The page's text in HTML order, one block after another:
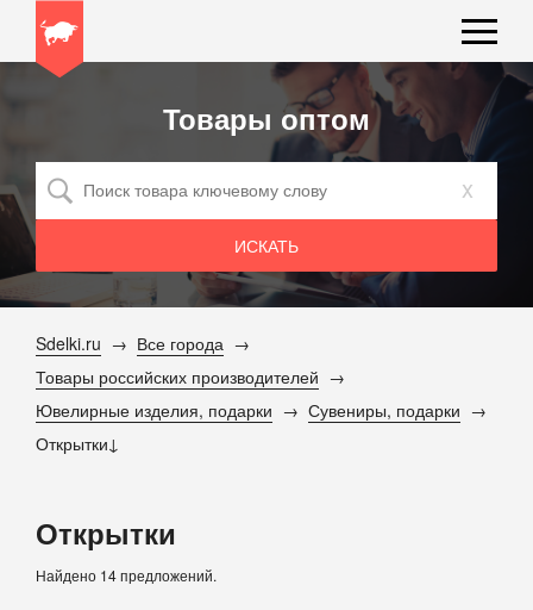
Товары оптом
x
Sdelki.ru
Все города
Товары российских производителей
Ювелирные изделия, подарки
Сувениры, подарки
Открытки
Открытки
Найдено 14 предложений.